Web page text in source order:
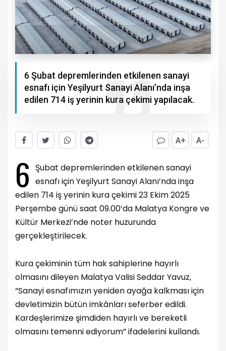
6 Şubat depremlerinden etkilenen sanayi
esnafı için Yeşilyurt Sanayi Alanı’nda inşa
edilen 714 iş yerinin kura çekimi yapılacak.
A+ A-
6
Şubat depremlerinden etkilenen sanayi
esnafı için Yeşilyurt Sanayi Alanı’nda inşa
edilen 714 iş yerinin kura çekimi 23 Ekim 2025
Perşembe günü saat 09.00’da Malatya Kongre ve
Kültür Merkezi’nde noter huzurunda
gerçekleştirilecek.
Kura çekiminin tüm hak sahiplerine hayırlı
olmasını dileyen Malatya Valisi Seddar Yavuz,
“Sanayi esnafımızın yeniden ayağa kalkması için
devletimizin bütün imkânları seferber edildi.
Kardeşlerimize şimdiden hayırlı ve bereketli
olmasını temenni ediyorum” ifadelerini kullandı.